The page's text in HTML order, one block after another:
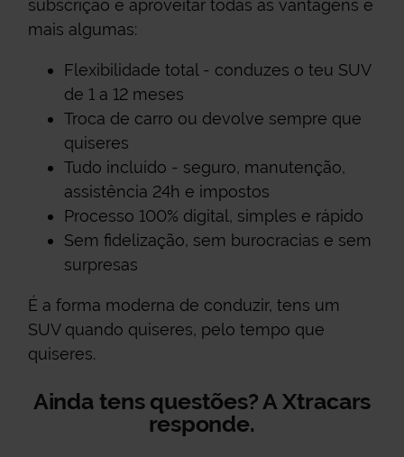
subscrição e aproveitar todas as vantagens e
mais algumas:
Flexibilidade total - conduzes o teu SUV
de 1 a 12 meses
Troca de carro ou devolve sempre que
quiseres
Tudo incluído - seguro, manutenção,
assistência 24h e impostos
Processo 100% digital, simples e rápido
Sem fidelização, sem burocracias e sem
surpresas
É a forma moderna de conduzir, tens um
SUV quando quiseres, pelo tempo que
quiseres.
Ainda tens questões? A Xtracars
responde.